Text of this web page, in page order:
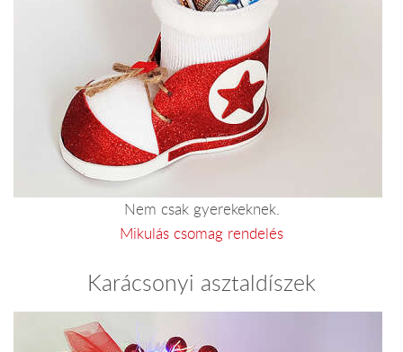
Nem csak gyerekeknek.
Mikulás csomag rendelés
Karácsonyi asztaldíszek